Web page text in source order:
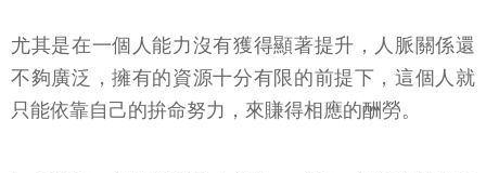
尤其是在一個人能力沒有獲得顯著提升，人脈關係還
不夠廣泛，擁有的資源十分有限的前提下，這個人就
只能依靠自己的拚命努力，來賺得相應的酬勞。